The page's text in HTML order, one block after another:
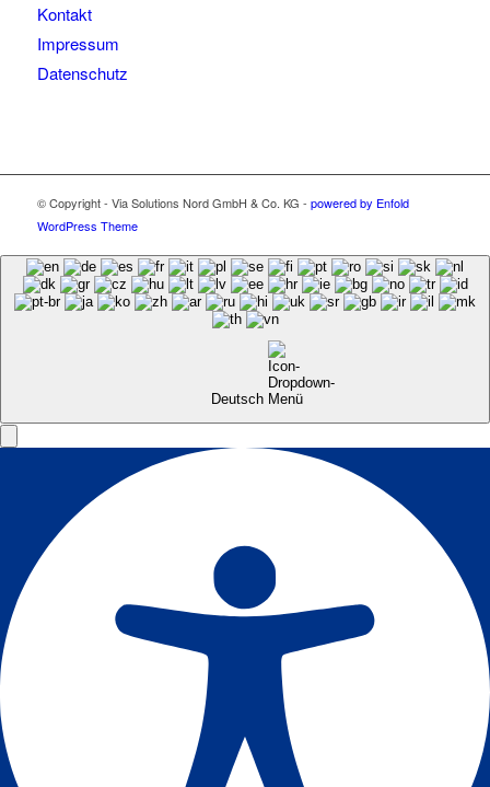
Kontakt
Impressum
Datenschutz
© Copyright - Via Solutions Nord GmbH & Co. KG - powered by Enfold
WordPress Theme
Deutsch